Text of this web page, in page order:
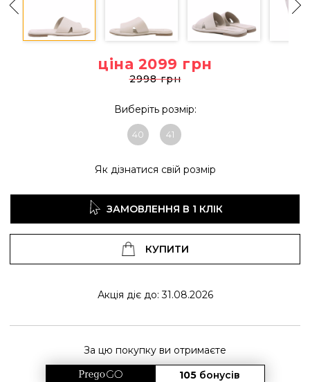
ціна 2099 грн
2998 грн
Виберіть розмір:
40 41
Як дізнатися свій розмір
ЗАМОВЛЕННЯ В 1 КЛІК
КУПИТИ
Акція діє до: 31.08.2026
За цю покупку ви отримаєте
105 бонусів